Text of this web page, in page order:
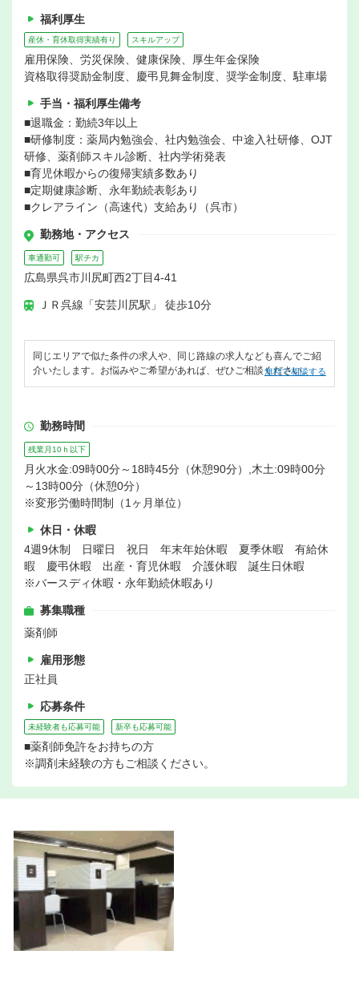
福利厚生
産休・育休取得実績有り スキルアップ
雇用保険、労災保険、健康保険、厚生年金保険
資格取得奨励金制度、慶弔見舞金制度、奨学金制度、駐車場
手当・福利厚生備考
■退職金：勤続3年以上
■研修制度：薬局内勉強会、社内勉強会、中途入社研修、OJT
研修、薬剤師スキル診断、社内学術発表
■育児休暇からの復帰実績多数あり
■定期健康診断、永年勤続表彰あり
■クレアライン（高速代）支給あり（呉市）
勤務地・アクセス
車通勤可 駅チカ
広島県呉市川尻町西2丁目4-41
ＪＲ呉線「安芸川尻駅」 徒歩10分
同じエリアで似た条件の求人や、同じ路線の求人なども喜んでご紹
介いたします。お悩みやご希望があれば、ぜひご相談ください。
無料で相談する
勤務時間
残業月10ｈ以下
月火水金:09時00分～18時45分（休憩90分）,木土:09時00分
～13時00分（休憩0分）
※変形労働時間制（1ヶ月単位）
休日・休暇
4週9休制 日曜日 祝日 年末年始休暇 夏季休暇 有給休
暇 慶弔休暇 出産・育児休暇 介護休暇 誕生日休暇
※バースディ休暇・永年勤続休暇あり
募集職種
薬剤師
雇用形態
正社員
応募条件
未経験者も応募可能 新卒も応募可能
■薬剤師免許をお持ちの方
※調剤未経験の方もご相談ください。